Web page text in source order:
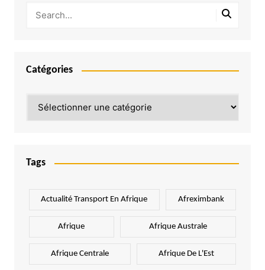
Catégories
Tags
Actualité Transport En Afrique Afreximbank
Afrique Afrique Australe
Afrique Centrale Afrique De L'Est